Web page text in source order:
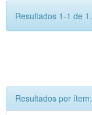
Resultados 1-1 de 1.
Resultados por ítem: